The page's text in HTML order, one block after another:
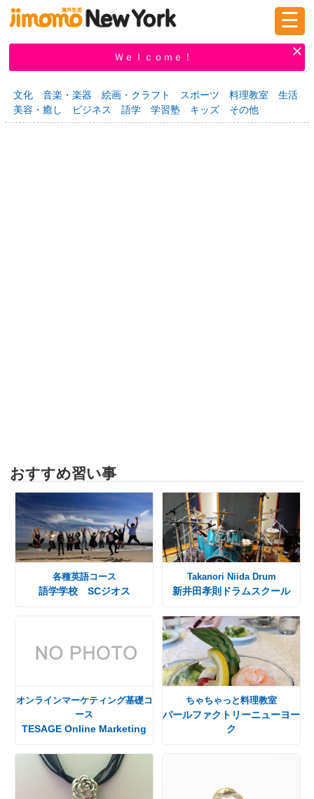
掲示板 タウン情報 教えて！
☰
Ｗｅｌｃｏｍｅ！
文化 音楽・楽器 絵画・クラフト スポーツ 料理教室
生活
美容・癒し
ビジネス 語学 学習塾 キッズ その他
おすすめ習い事
各種英語コース
語学学校 SCジオス
Takanori Niida Drum
新井田孝則ドラムスクール
オンラインマーケティング基礎コ
ース
TESAGE Online Marketing
ちゃちゃっと料理教室
パールファクトリーニューヨー
ク